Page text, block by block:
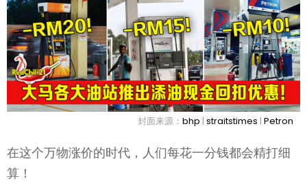
封面来源： bhp | straitstimes | Petron
在这个万物涨价的时代，人们每花一分钱都会精打细
算！